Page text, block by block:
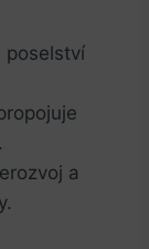
poselství
a